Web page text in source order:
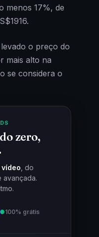
menos 17%, de
o preço do
mais alto na
se considera o
zero,
vídeo , do
avançada.
●100% grátis